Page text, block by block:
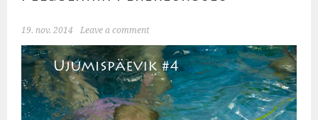
19. nov. 2014 Leave a comment